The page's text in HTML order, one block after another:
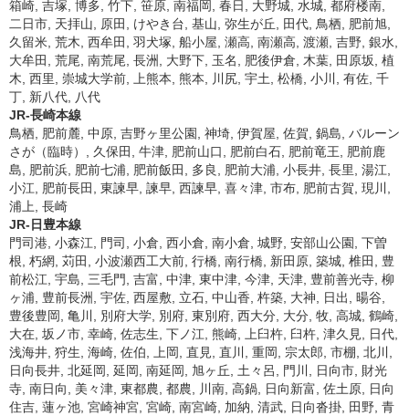
箱崎, 吉塚, 博多, 竹下, 笹原, 南福岡, 春日, 大野城, 水城, 都府楼南,
二日市, 天拝山, 原田, けやき台, 基山, 弥生が丘, 田代, 鳥栖, 肥前旭,
久留米, 荒木, 西牟田, 羽犬塚, 船小屋, 瀬高, 南瀬高, 渡瀬, 吉野, 銀水,
大牟田, 荒尾, 南荒尾, 長洲, 大野下, 玉名, 肥後伊倉, 木葉, 田原坂, 植
木, 西里, 崇城大学前, 上熊本, 熊本, 川尻, 宇土, 松橋, 小川, 有佐, 千
丁, 新八代, 八代
JR-長崎本線
鳥栖, 肥前麓, 中原, 吉野ヶ里公園, 神埼, 伊賀屋, 佐賀, 鍋島, バルーン
さが（臨時）, 久保田, 牛津, 肥前山口, 肥前白石, 肥前竜王, 肥前鹿
島, 肥前浜, 肥前七浦, 肥前飯田, 多良, 肥前大浦, 小長井, 長里, 湯江,
小江, 肥前長田, 東諫早, 諫早, 西諫早, 喜々津, 市布, 肥前古賀, 現川,
浦上, 長崎
JR-日豊本線
門司港, 小森江, 門司, 小倉, 西小倉, 南小倉, 城野, 安部山公園, 下曽
根, 朽網, 苅田, 小波瀬西工大前, 行橋, 南行橋, 新田原, 築城, 椎田, 豊
前松江, 宇島, 三毛門, 吉富, 中津, 東中津, 今津, 天津, 豊前善光寺, 柳
ヶ浦, 豊前長洲, 宇佐, 西屋敷, 立石, 中山香, 杵築, 大神, 日出, 暘谷,
豊後豊岡, 亀川, 別府大学, 別府, 東別府, 西大分, 大分, 牧, 高城, 鶴崎,
大在, 坂ノ市, 幸崎, 佐志生, 下ノ江, 熊崎, 上臼杵, 臼杵, 津久見, 日代,
浅海井, 狩生, 海崎, 佐伯, 上岡, 直見, 直川, 重岡, 宗太郎, 市棚, 北川,
日向長井, 北延岡, 延岡, 南延岡, 旭ヶ丘, 土々呂, 門川, 日向市, 財光
寺, 南日向, 美々津, 東都農, 都農, 川南, 高鍋, 日向新富, 佐土原, 日向
住吉, 蓮ヶ池, 宮崎神宮, 宮崎, 南宮崎, 加納, 清武, 日向沓掛, 田野, 青